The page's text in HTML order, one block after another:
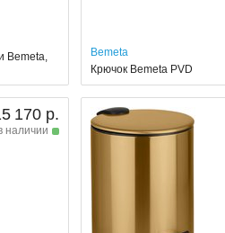
Bemeta,
Bemeta
Крючок Bemeta PVD
170 р.
наличии